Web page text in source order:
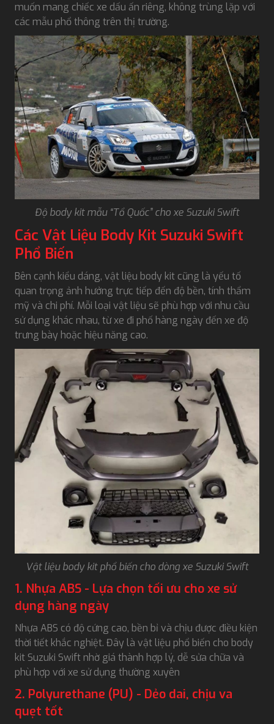
muốn mang chiếc xe dấu ấn riêng, không trùng lặp với
các mẫu phổ thông trên thị trường.
Độ body kit mẫu “Tổ Quốc” cho xe Suzuki Swift
Các Vật Liệu Body Kit Suzuki Swift
Phổ Biến
Bên cạnh kiểu dáng, vật liệu body kit cũng là yếu tố
quan trọng ảnh hưởng trực tiếp đến độ bền, tính thẩm
mỹ và chi phí. Mỗi loại vật liệu sẽ phù hợp với nhu cầu
sử dụng khác nhau, từ xe đi phố hàng ngày đến xe độ
trưng bày hoặc hiệu năng cao.
Vật liệu body kit phổ biến cho dòng xe Suzuki Swift
1. Nhựa ABS - Lựa chọn tối ưu cho xe sử
dụng hàng ngày
Nhựa ABS có độ cứng cao, bền bỉ và chịu được điều kiện
thời tiết khắc nghiệt. Đây là vật liệu phổ biến cho body
kit Suzuki Swift nhờ giá thành hợp lý, dễ sửa chữa và
phù hợp với xe sử dụng thường xuyên
2. Polyurethane (PU) - Dẻo dai, chịu va
quẹt tốt